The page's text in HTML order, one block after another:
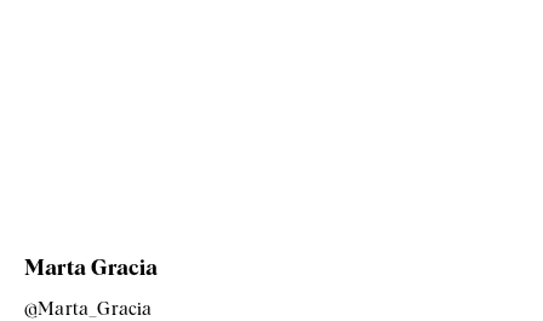
Marta Gracia
@Marta_Gracia